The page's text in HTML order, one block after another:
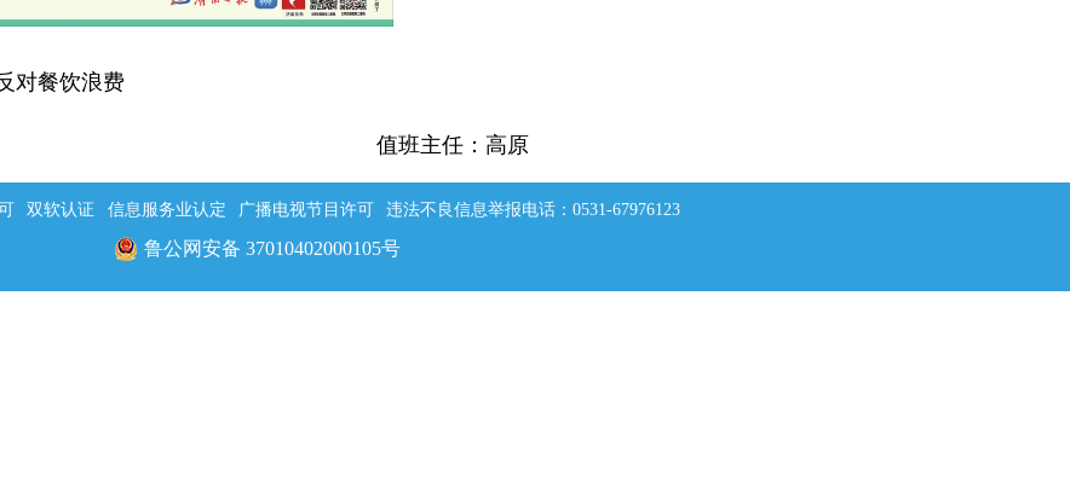
对餐饮浪费
值班主任：高原
双软认证 信息服务业认定 广播电视节目许可 违法不良信息举报电话：0531-67976123
鲁公网安备 37010402000105号